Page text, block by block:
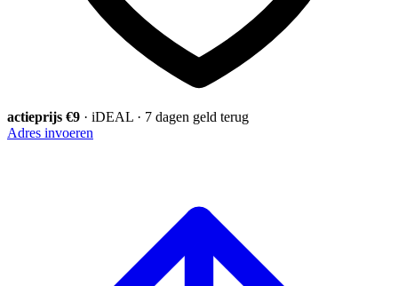
actieprijs €9 · iDEAL · 7 dagen geld terug
Adres invoeren